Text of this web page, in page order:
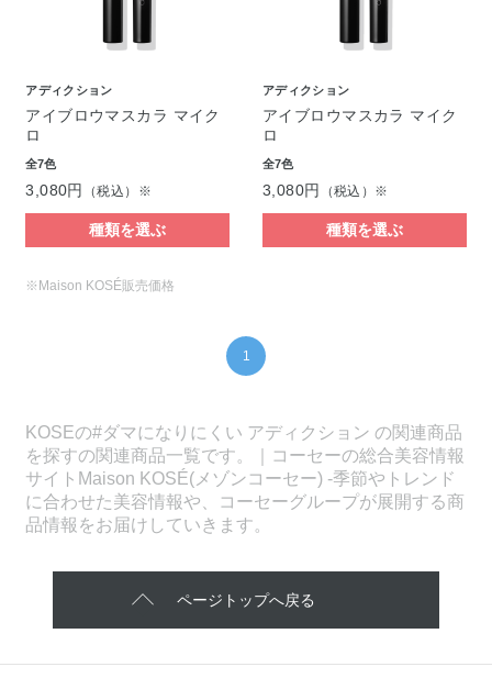
アディクション
アイブロウマスカラ マイク
ロ
全7色
3,080円 （税込）※
種類を選ぶ
アディクション
アイブロウマスカラ マイク
ロ
全7色
3,080円 （税込）※
種類を選ぶ
※Maison KOSÉ販売価格
1
KOSEの#ダマになりにくい アディクション の関連商品
を探すの関連商品一覧です。｜コーセーの総合美容情報
サイトMaison KOSÉ(メゾンコーセー) -季節やトレンド
に合わせた美容情報や、コーセーグループが展開する商
品情報をお届けしていきます。
ページトップへ戻る